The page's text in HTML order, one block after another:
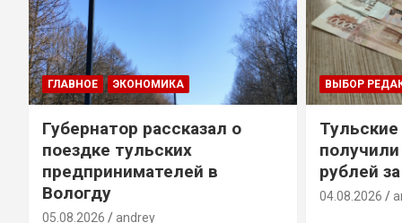
ГЛАВНОЕ ЭКОНОМИКА
Губернатор рассказал о
поездке тульских
предпринимателей в
Вологду
05.08.2026 andrey
ВЫБОР
рублей
04.08.2026